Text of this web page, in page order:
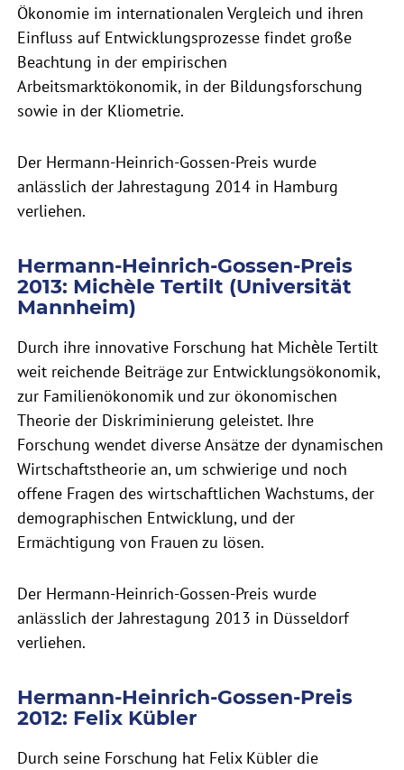
Ökonomie im internationalen Vergleich und ihren
Einfluss auf Entwicklungsprozesse findet große
Beachtung in der empirischen
Arbeitsmarktökonomik, in der Bildungsforschung
sowie in der Kliometrie.
Der Hermann-Heinrich-Gossen-Preis wurde
anlässlich der Jahrestagung 2014 in Hamburg
verliehen.
Hermann-Heinrich-Gossen-Preis
2013: Michèle Tertilt (Universität
Mannheim)
Durch ihre innovative Forschung hat Michèle Tertilt
weit reichende Beiträge zur Entwicklungsökonomik,
zur Familienökonomik und zur ökonomischen
Theorie der Diskriminierung geleistet. Ihre
Forschung wendet diverse Ansätze der dynamischen
Wirtschaftstheorie an, um schwierige und noch
offene Fragen des wirtschaftlichen Wachstums, der
demographischen Entwicklung, und der
Ermächtigung von Frauen zu lösen.
Der Hermann-Heinrich-Gossen-Preis wurde
anlässlich der Jahrestagung 2013 in Düsseldorf
verliehen.
Hermann-Heinrich-Gossen-Preis
2012: Felix Kübler
Durch seine Forschung hat Felix Kübler die